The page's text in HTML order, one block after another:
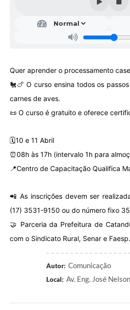
Jornal
Agenda
Diário Oficial
Contato
Quer aprender o processamento
🐔🍗 O curso ensina todos os
carnes de aves.
📜 O curso é gratuito e oferece
🗓️10 e 11 Abril
⏰08h às 17h (intervalo 1h para
📍Centro de Capacitação Qualifica
📲 As inscrições devem ser
(17) 3531-9150 ou do número fixo
🤝 Parceria da Prefeitura de
com o Sindicato Rural, Senar e Faesp.
Autor: Comunicação
Local: Av. Eng. José